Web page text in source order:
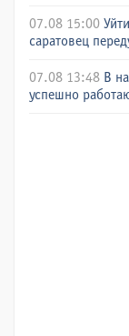
07.08 15:00
саратовец
07.08 13:48 В
успешно